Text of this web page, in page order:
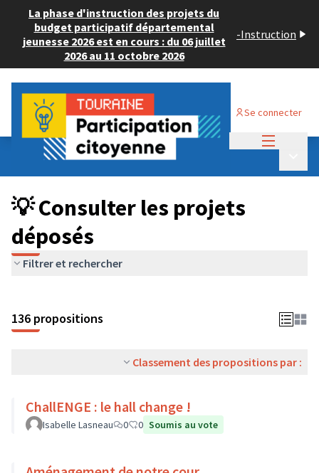
La phase d'instruction des projets du
budget participatif départemental
jeunesse 2026 est en cours : du 06 juillet
2026 au 11 octobre 2026
-Instruction
Se connecter
Budget Participatif JEUNESSE 2024
💡 Consulter les projets déposés
💡 Consulter les projets
déposés
Filtrer et rechercher
136 propositions
Classement des propositions par :
ChallENGE : le hall change !
Isabelle Lasneau 0 0 Soumis au vote